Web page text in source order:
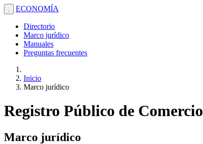
. ECONOMÍA
Directorio
Marco jurídico
Manuales
Preguntas frecuentes
Inicio
Marco jurídico
Registro Público de Comercio
Marco jurídico